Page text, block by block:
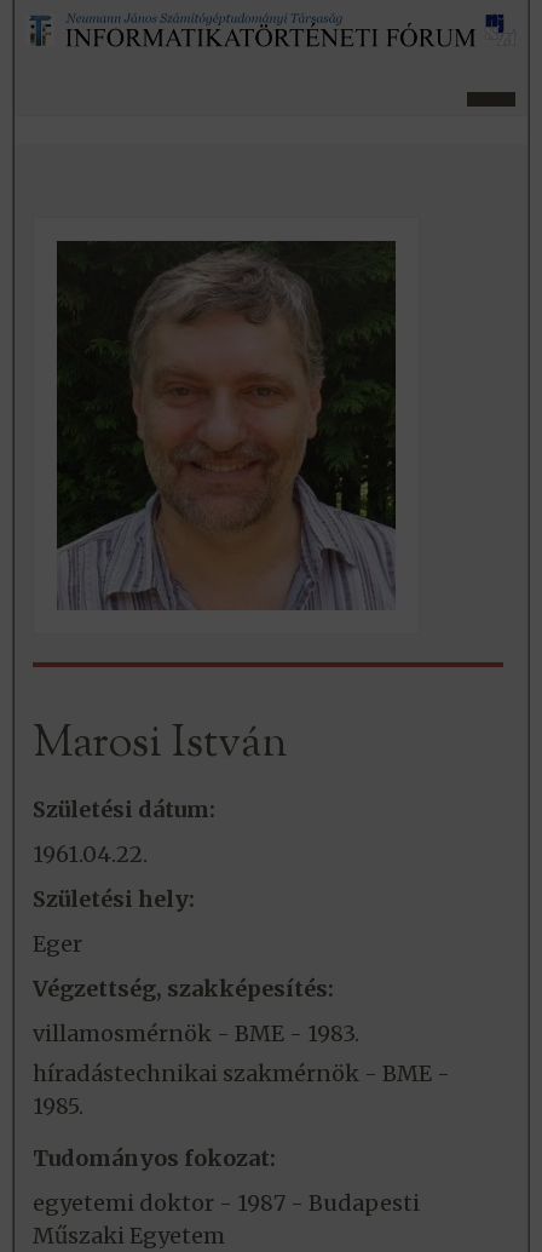
Marosi István
Születési dátum:
1961.04.22.
Születési hely:
Eger
Végzettség, szakképesítés:
villamosmérnök - BME - 1983.
híradástechnikai szakmérnök - BME -
1985.
Tudományos fokozat:
egyetemi doktor - 1987 - Budapesti
Műszaki Egyetem